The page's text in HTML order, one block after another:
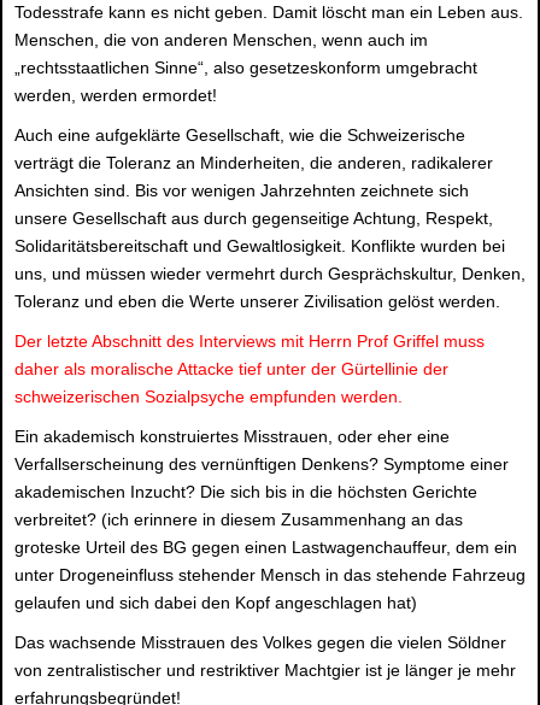
Todesstrafe kann es nicht geben. Damit löscht man ein Leben aus.
Menschen, die von anderen Menschen, wenn auch im
„rechtsstaatlichen Sinne“, also gesetzeskonform umgebracht
werden, werden ermordet!
Auch eine aufgeklärte Gesellschaft, wie die Schweizerische
verträgt die Toleranz an Minderheiten, die anderen, radikalerer
Ansichten sind. Bis vor wenigen Jahrzehnten zeichnete sich
unsere Gesellschaft aus durch gegenseitige Achtung, Respekt,
Solidaritätsbereitschaft und Gewaltlosigkeit. Konflikte wurden bei
uns, und müssen wieder vermehrt durch Gesprächskultur, Denken,
Toleranz und eben die Werte unserer Zivilisation gelöst werden.
Der letzte Abschnitt des Interviews mit Herrn Prof Griffel muss
daher als moralische Attacke tief unter der Gürtellinie der
schweizerischen Sozialpsyche empfunden werden.
Ein akademisch konstruiertes Misstrauen, oder eher eine
Verfallserscheinung des vernünftigen Denkens? Symptome einer
akademischen Inzucht? Die sich bis in die höchsten Gerichte
verbreitet? (ich erinnere in diesem Zusammenhang an das
groteske Urteil des BG gegen einen Lastwagenchauffeur, dem ein
unter Drogeneinfluss stehender Mensch in das stehende Fahrzeug
gelaufen und sich dabei den Kopf angeschlagen hat)
Das wachsende Misstrauen des Volkes gegen die vielen Söldner
von zentralistischer und restriktiver Machtgier ist je länger je mehr
erfahrungsbegründet!